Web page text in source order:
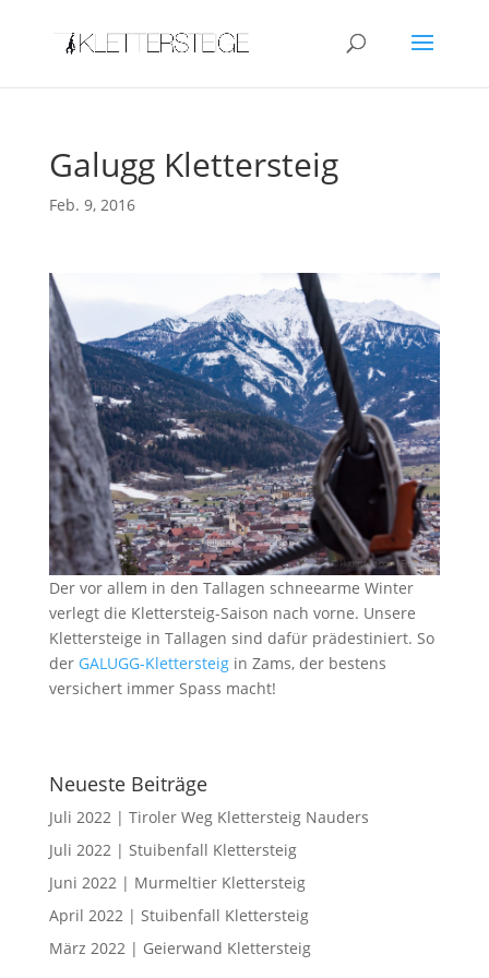
Galugg Klettersteig
Feb. 9, 2016
Der vor allem in den Tallagen schneearme Winter
verlegt die Klettersteig-Saison nach vorne. Unsere
Klettersteige in Tallagen sind dafür prädestiniert. So
der GALUGG-Klettersteigin Zams, der bestens
versichert immer Spass macht!
Neueste Beiträge
Juli 2022 | Tiroler Weg Klettersteig Nauders
Juli 2022 | Stuibenfall Klettersteig
Juni 2022 | Murmeltier Klettersteig
April 2022 | Stuibenfall Klettersteig
März 2022 | Geierwand Klettersteig